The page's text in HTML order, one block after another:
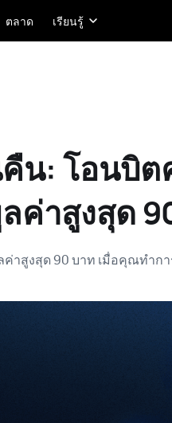
ตลาด เรียนรู้
น: โอนบิ
ค่าสูงสุด
ค่าสูงสุด 90 บาท เมื่อคุณทำ